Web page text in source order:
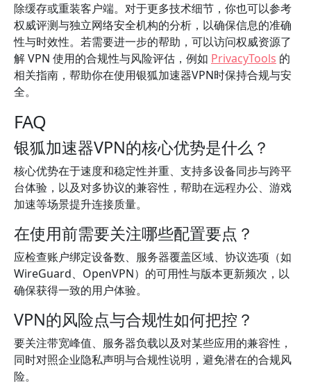
除缓存或重装客户端。对于更多技术细节，你也可以参考
权威评测与独立网络安全机构的分析，以确保信息的准确
性与时效性。若需要进一步的帮助，可以访问权威资源了
解 VPN 使用的合规性与风险评估，例如 PrivacyTools 的
相关指南，帮助你在使用银狐加速器VPN时保持合规与安
全。
FAQ
银狐加速器VPN的核心优势是什么？
核心优势在于速度和稳定性并重、支持多设备同步与跨平
台体验，以及对多协议的兼容性，帮助在远程办公、游戏
加速等场景提升连接质量。
在使用前需要关注哪些配置要点？
应检查账户绑定设备数、服务器覆盖区域、协议选项（如
WireGuard、OpenVPN）的可用性与版本更新频次，以
确保获得一致的用户体验。
VPN的风险点与合规性如何把控？
要关注带宽峰值、服务器负载以及对某些应用的兼容性，
同时对照企业隐私声明与合规性说明，避免潜在的合规风
险。